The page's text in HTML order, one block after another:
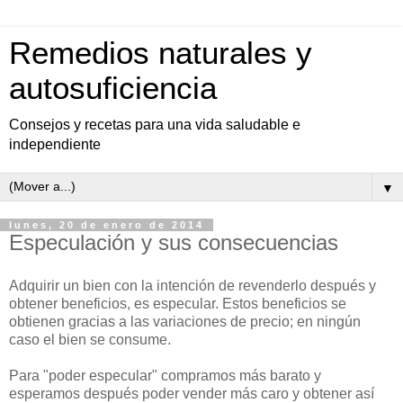
Remedios naturales y
autosuficiencia
Consejos y recetas para una vida saludable e
independiente
▼
lunes, 20 de enero de 2014
Especulación y sus consecuencias
Adquirir un bien con la intención de revenderlo después y
obtener beneficios, es especular. Estos beneficios se
obtienen gracias a las variaciones de precio; en ningún
caso el bien se consume.
Para "poder especular" compramos más barato y
esperamos después poder vender más caro y obtener así